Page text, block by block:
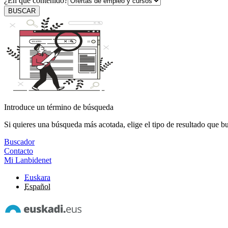
BUSCAR
Introduce un término de búsqueda
Si quieres una búsqueda más acotada, elige el tipo de resultado que
Buscador
Contacto
Mi Lanbidenet
Euskara
Español